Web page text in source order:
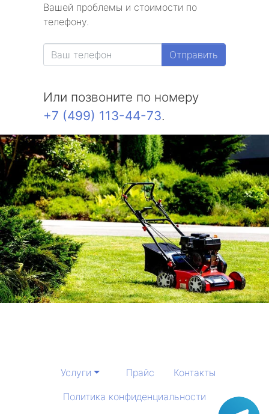
Вашей проблемы и стоимости по
телефону.
Отправить
Или позвоните по номеру
+7 (499) 113-44-73.
Услуги Прайс
Контакты
Политика конфиденциальности